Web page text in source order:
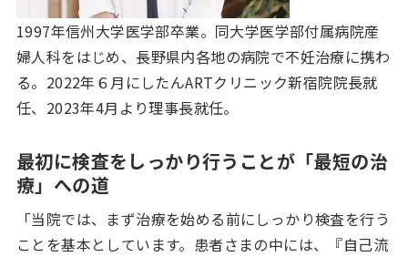
1997年信州大学医学部卒業。同大学医学部付属病院産
婦人科をはじめ、長野県内各地の病院で不妊治療に携わ
る。2022年６月にしたんARTクリニック新宿院院長就
任、2023年4月より理事長就任。
最初に検査をしっかり行うことが「最短の治
療」への道
「当院では、まず治療を始める前にしっかり検査を行う
ことを基本としています。患者さまの中には、『自己流